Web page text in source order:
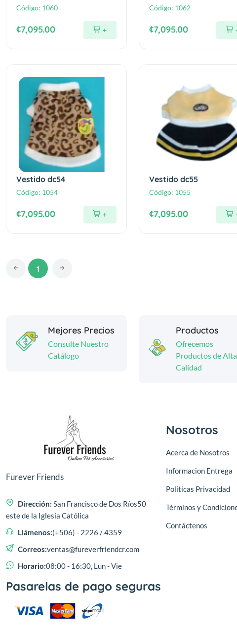
Código: 1060
¢7,095.00 +
Código: 1062
¢7,095.00
Vestido dc54
Código: 1054
¢7,095.00 +
Vestido dc55
Código: 1055
¢7,095.00
1
Mejores Precios
Consulte Nuestro
Catálogo
Productos
Ofrecemos
Productos de Alta
Calidad
Furever Friends
Dirección: San Francisco de Dos Ríos50
este de la Iglesia Católica
Llámenos:(+506) - 2226 / 4359
Correos:ventas@fureverfriendcr.com
Horario:08:00 - 16:30, Lun - Vie
Nosotros
Acerca de Nosotros
Informacion Entrega
Políticas Privacidad
Términos y
Contáctenos
Pasarelas de pago seguras